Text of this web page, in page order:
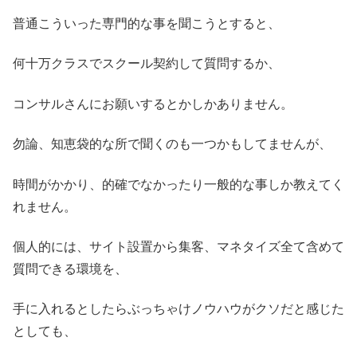
普通こういった専門的な事を聞こうとすると、
何十万クラスでスクール契約して質問するか、
コンサルさんにお願いするとかしかありません。
勿論、知恵袋的な所で聞くのも一つかもしてませんが、
時間がかかり、的確でなかったり一般的な事しか教えてく
れません。
個人的には、サイト設置から集客、マネタイズ全て含めて
質問できる環境を、
手に入れるとしたらぶっちゃけノウハウがクソだと感じた
としても、